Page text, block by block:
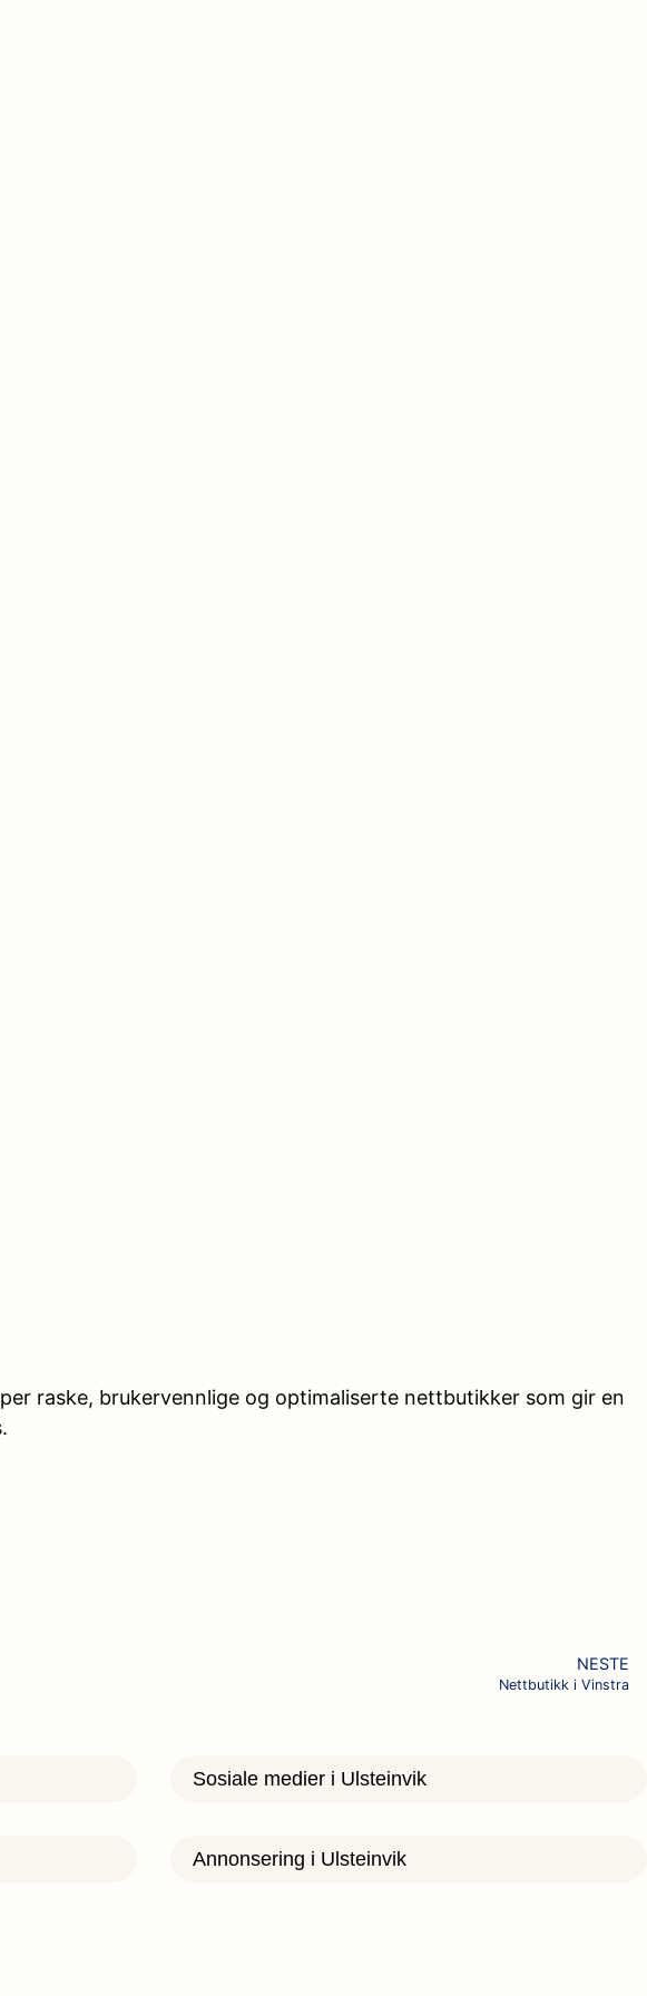
raske, brukervennlige og optimaliserte nettbutikker som gir en
NESTE
Nettbutikk i Vinstra
Sosiale medier i Ulsteinvik
Annonsering i Ulsteinvik